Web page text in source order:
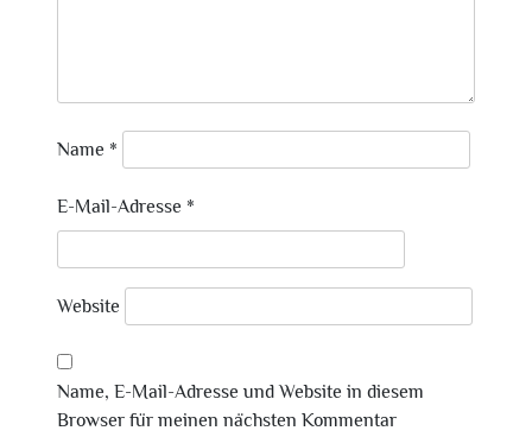
Name *
E-Mail-Adresse *
Website
Name, E-Mail-Adresse und Website in diesem
Browser für meinen nächsten Kommentar